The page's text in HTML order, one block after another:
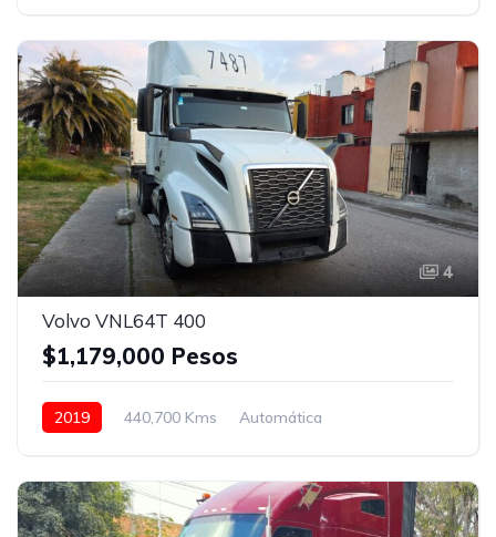
Bolsas de Aire
Espejos de amplitud
Frenos ABS
Aire Acondicionado
Asientos neumáticos
Bluetooth
Puerto USB Radio / Estereo Verde
4
Volvo VNL64T 400
$1,179,000 Pesos
2019 440,700 Kms
Automática
Bolsas de Aire
Cámara de reversa
Asientos neumáticos
Puerto USB
Radio / Estereo